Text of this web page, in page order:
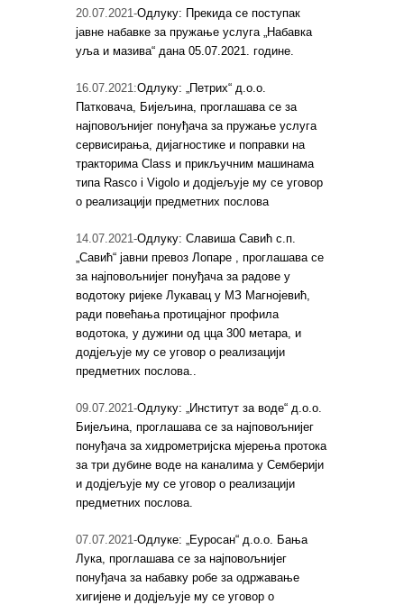
20.07.2021-Одлуку: Прекида се поступак
јавне набавке за пружање услуга „Набавка
уља и мазива“ дана 05.07.2021. године.
16.07.2021:Одлуку: „Петрих“ д.о.о.
Патковача, Бијељина, проглашава се за
најповољнијег понуђача за пружање услуга
сервисирања, дијагностике и поправки на
тракторима Class и прикључним машинама
типа Rasco i Vigolo и додјељује му се уговор
о реализацији предметних послова
14.07.2021-Одлуку: Славиша Савић с.п.
„Савић“ јавни превоз Лопаре , проглашава се
за најповољнијег понуђача за радове у
водотоку ријеке Лукавац у МЗ Магнојевић,
ради повећања протицајног профила
водотока, у дужини од цца 300 метара, и
додјељује му се уговор о реализацији
предметних послова..
09.07.2021-Одлуку: „Институт за воде“ д.о.о.
Бијељина, проглашава се за најповољнијег
понуђача за хидрометријска мјерења протока
за три дубине воде на каналима у Семберији
и додјељује му се уговор о реализацији
предметних послова.
07.07.2021-Одлуке: „Еуросан“ д.о.о. Бања
Лука, проглашава се за најповољнијег
понуђача за набавку робе за одржавање
хигијене и додјељује му се уговор о